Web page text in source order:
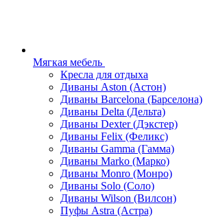
Мягкая мебель
Кресла для отдыха
Диваны Aston (Астон)
Диваны Barcelona (Барселона)
Диваны Delta (Дельта)
Диваны Dexter (Дэкстер)
Диваны Felix (Феликс)
Диваны Gamma (Гамма)
Диваны Marko (Марко)
Диваны Monro (Монро)
Диваны Solo (Соло)
Диваны Wilson (Вилсон)
Пуфы Astra (Астра)